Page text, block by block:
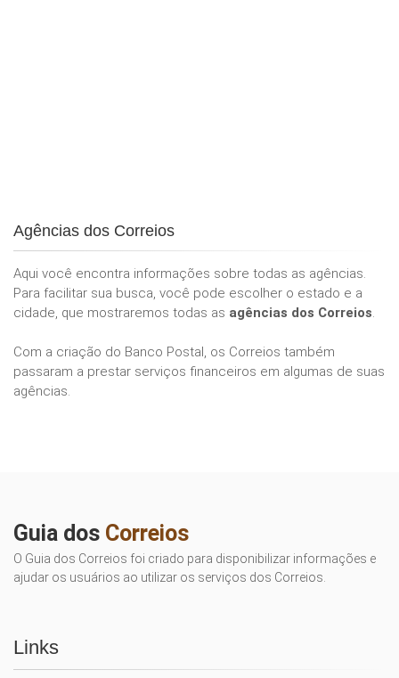
Agências dos Correios
Aqui você encontra informações sobre todas as agências.
Para facilitar sua busca, você pode escolher o estado e a
cidade, que mostraremos todas as agências dos Correios.
Com a criação do Banco Postal, os Correios também
passaram a prestar serviços financeiros em algumas de suas
agências.
Guia dos Correios
O Guia dos Correios foi criado para disponibilizar informações e
ajudar os usuários ao utilizar os serviços dos Correios.
Links